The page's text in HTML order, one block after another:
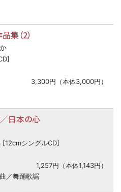
集（2）
3,300円（本体3,000円）
日本の心
シングルCD]
1,257円（本体1,143円）
／舞踊歌謡